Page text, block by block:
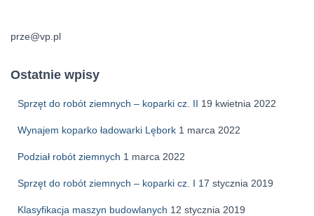
prze@vp.pl
Ostatnie wpisy
Sprzęt do robót ziemnych – koparki cz. II 19 kwietnia 2022
Wynajem koparko ładowarki Lębork 1 marca 2022
Podział robót ziemnych 1 marca 2022
Sprzęt do robót ziemnych – koparki cz. I 17 stycznia 2019
Klasyfikacja maszyn budowlanych 12 stycznia 2019